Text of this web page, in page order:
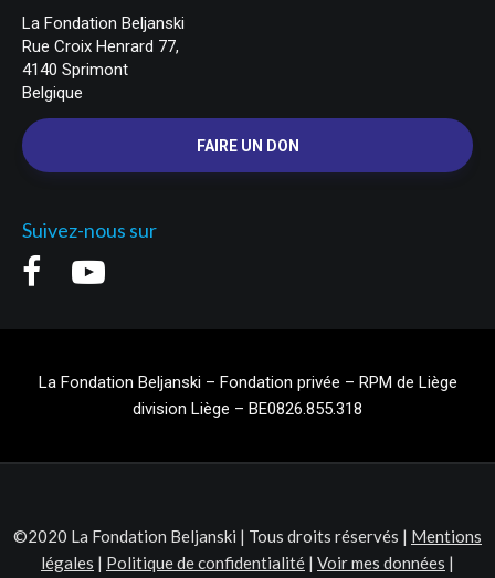
La Fondation Beljanski
Rue Croix Henrard 77,
4140 Sprimont
Belgique
FAIRE UN DON
Suivez-nous sur
La Fondation Beljanski – Fondation privée – RPM de Liège
division Liège – BE0826.855.318
©2020 La Fondation Beljanski | Tous droits réservés | Mentions
légales | Politique de confidentialité | Voir mes données |